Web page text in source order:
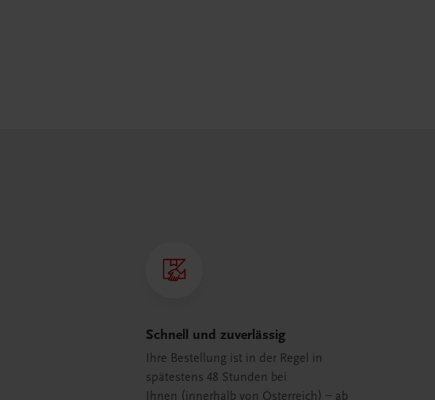
Schnell und zuverlässig
Ihre Bestellung ist in der Regel in
spätestens 48 Stunden bei
Ihnen (innerhalb von Österreich) – ab